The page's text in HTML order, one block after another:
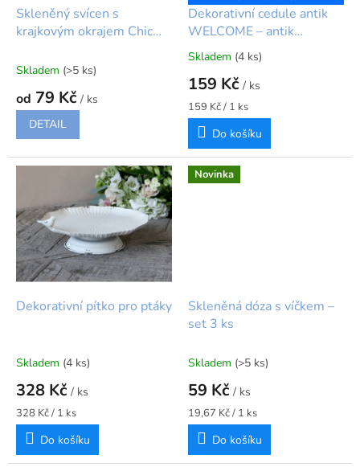
Skleněný svícen s
krajkovým okrajem Chic
Skladem (>5 ks)
od 79 Kč / ks
DETAIL
Dekorativní cedule antik
WELCOME – antik
krémová
Průměrné
hodnocení
produktu
je
5,0
5
hvězdiček.
Skladem (4 ks)
159 Kč / ks
Měrná
cena:
159 Kč / 1 ks
Do košíku
Dekorativní pítko pro ptáky
Skladem (4 ks)
328 Kč / ks
Měrná
cena:
328 Kč / 1 ks
Do košíku
Novinka
Skleněná dóza s víčkem –
set 3 ks
Skladem (>5 ks)
59 Kč / ks
Měrná
cena:
19,67 Kč / 1 ks
Do košíku